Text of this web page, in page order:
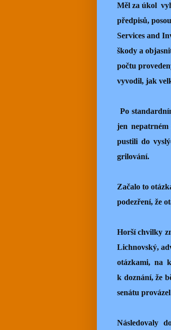
Měl za úkol
předpisů,
Services and
škody a
počtu
vyvodil, jak
Po
jen
pustili do
grilování.
Začalo to
podezření, že
Horší chvilky
Lichnovský,
otázkami, na
k doznání, že
senátu
Následovaly